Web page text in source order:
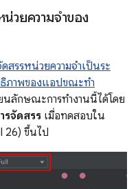
วยความจำของ
สรรหน่วยความจำเป็นระ
ธิภาพของแอปขณะทำ
ลักษณะการทำงานนี้ได้โดย
รจัดสรร เมื่อทดสอบใน
26) ขึ้นไป